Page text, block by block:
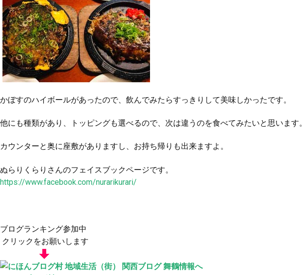
かぼすのハイボールがあったので、飲んでみたらすっきりして美味しかったです。
他にも種類があり、トッピングも選べるので、次は違うのを食べてみたいと思います。
カウンターと奥に座敷がありますし、お持ち帰りも出来ますよ。
ぬらりくらりさんのフェイスブックページです。
https://www.facebook.com/nurarikurari/
ブログランキング参加中
クリックをお願いします